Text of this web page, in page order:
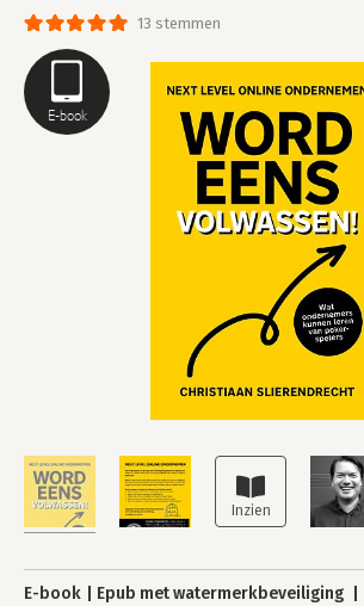
E-book
13 stemmen
E-book Epub met watermerkbeveiliging